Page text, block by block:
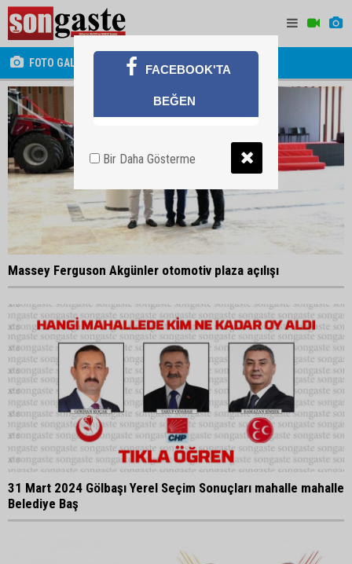
FOTO GALERİ
Massey Ferguson Akgünler otomotiv plaza açılışı
31 Mart 2024 Gölbaşı Yerel Seçim Sonuçları mahalle mahalle
Belediye Baş
FACEBOOK'TA
BEĞEN
Bir Daha Gösterme